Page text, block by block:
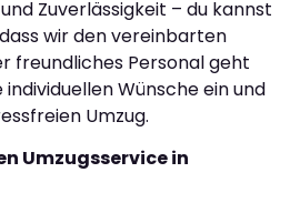
Zuverlässigkeit – du kannst
wir den vereinbarten
freundliches Personal geht
Wünsche ein und
Umzug.
Umzugsservice in